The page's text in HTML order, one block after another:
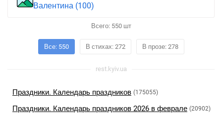
Валентина (100)
Всего: 550шт
Все: 550 В стихах: 272 В прозе: 278
rest.kyiv.ua
Праздники. Календарь праздников (175055)
Праздники. Календарь праздников 2026 в феврале (20902)